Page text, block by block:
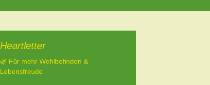
Heartletter
🌿 Für mehr Wohlbefinden &
Lebensfreude